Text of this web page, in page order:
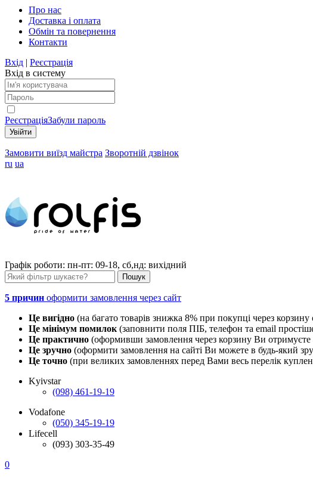
Про нас
Доставка і оплата
Обмін та повернення
Контакти
Вхід | Реєстрація
Вхід в систему
РеєстраціяЗабули пароль
Замовити виїзд майстра Зворотній дзвінок
ru ua
Графік роботи: пн-пт: 09-18, сб,нд: вихідний
5 причин оформити замовлення через сайт
Це вигідно (на багато товарів знижка 8% при покупці через корзину
Це мінімум помилок (заповнити поля ПІБ, телефон та email
Це практично (оформивши замовлення через корзину Ви
Це зручно (оформити замовлення на сайті Ви можете в будь-який
Це точно (при великих замовленнях перед Вами весь перелік
Kyivstar
(098) 461-19-19
Vodafone
(050) 345-19-19
Lifecell
(093) 303-35-49
0